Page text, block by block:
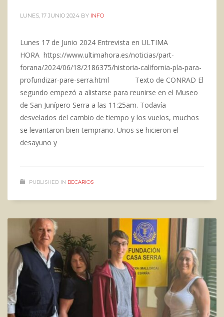
LUNES, 17 JUNIO 2024 BY INFO
Lunes 17 de Junio 2024 Entrevista en ULTIMA
HORA https://www.ultimahora.es/noticias/part-
forana/2024/06/18/2186375/historia-california-pla-para-
profundizar-pare-serra.html Texto de CONRAD El
segundo empezó a alistarse para reunirse en el Museo
de San Junípero Serra a las 11:25am. Todavía
desvelados del cambio de tiempo y los vuelos, muchos
se levantaron bien temprano. Unos se hicieron el
desayuno y
PUBLISHED IN BECARIOS